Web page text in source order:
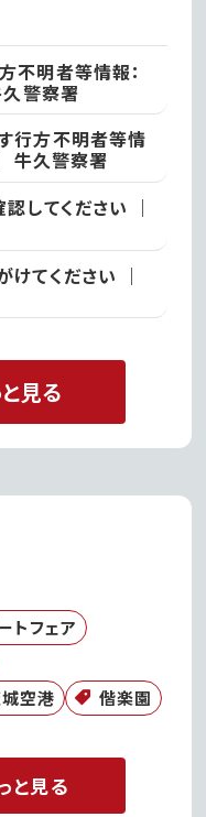
不明者等情報：
久警察署
行方不明者等情
牛久警察署
してください ｜
てください ｜
見る
トフェア
空港 偕楽園
と見る